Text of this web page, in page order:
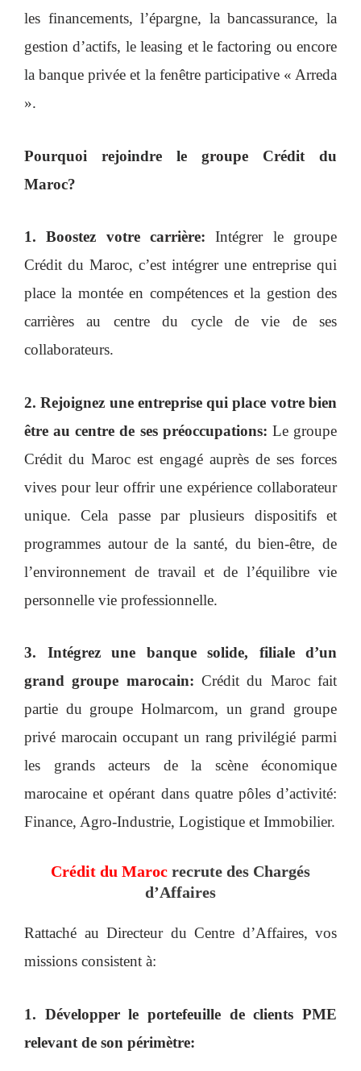
les financements, l’épargne, la bancassurance, la
gestion d’actifs, le leasing et le factoring ou encore
la banque privée et la fenêtre participative « Arreda
».
Pourquoi rejoindre le groupe Crédit du
Maroc?
1. Boostez votre carrière:Intégrer le groupe
Crédit du Maroc, c’est intégrer une entreprise qui
place la montée en compétences et la gestion des
carrières au centre du cycle de vie de ses
collaborateurs.
2. Rejoignez une entreprise qui place votre bien
être au centre de ses préoccupations: Le groupe
Crédit du Maroc est engagé auprès de ses forces
vives pour leur offrir une expérience collaborateur
unique. Cela passe par plusieurs dispositifs et
programmes autour de la santé, du bien-être, de
l’environnement de travail et de l’équilibre vie
personnelle vie professionnelle.
3. Intégrezune banque solide, filiale d’un
grand groupe marocain: Crédit du Maroc fait
partie du groupe Holmarcom, un grand groupe
privé marocain occupant un rang privilégié parmi
les grands acteurs de la scène économique
marocaine et opérant dans quatre pôles d’activité:
Finance, Agro-Industrie, Logistique et Immobilier.
Crédit du Maroc recrute des Chargés
d’Affaires
Rattaché au Directeur du Centre d’Affaires, vos
missions consistent à:
1. Développer le portefeuille de clients PME
relevant de son périmètre: